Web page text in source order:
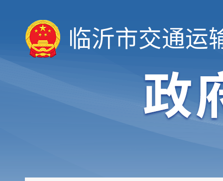
临沂市交通运